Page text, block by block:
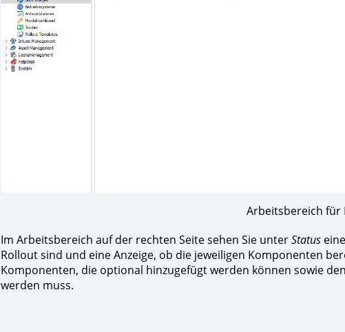
Arbeitsbereich für
Im Arbeitsbereich auf der rechten Seite sehen Sie unterStatus
Rollout sind und eine Anzeige, ob die jeweiligen Komponenten
Komponenten, die optional hinzugefügt werden können sowie
werden muss.